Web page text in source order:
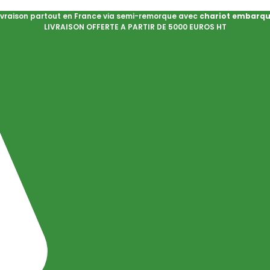
partout en France via semi-remorque avec chariot
LIVRAISON OFFERTE A PARTIR DE 5000 EUROS HT